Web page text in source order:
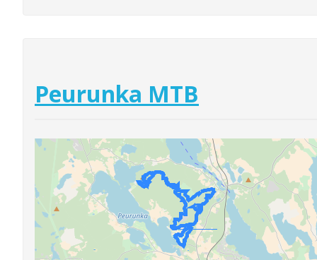
Peurunka MTB